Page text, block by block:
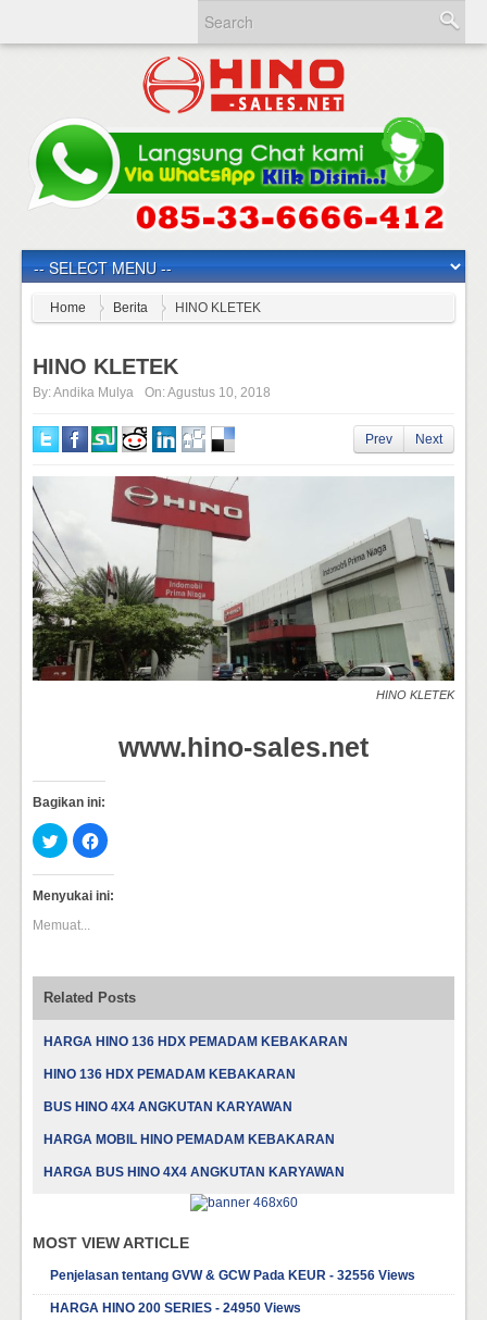
Home Berita HINO KLETEK
HINO KLETEK
By:Andika Mulya On:Agustus 10, 2018
Prev Next
HINO KLETEK
www.hino-sales.net
Bagikan ini:
Klik
untuk
berbagi
pada
Twitter(Membuka
di
yang
Klik
untuk
di
Facebook(Membuka
di
Menyukai ini:
Memuat...
Related Posts
HARGA HINO 136 HDX PEMADAM KEBAKARAN
HINO 136 HDX PEMADAM KEBAKARAN
BUS HINO 4X4 ANGKUTAN KARYAWAN
HARGA MOBIL HINO PEMADAM KEBAKARAN
HARGA BUS HINO 4X4 ANGKUTAN KARYAWAN
MOST VIEW ARTICLE
Penjelasan tentang GVW & GCW Pada KEUR - 32556 Views
HARGA HINO 200 SERIES - 24950 Views